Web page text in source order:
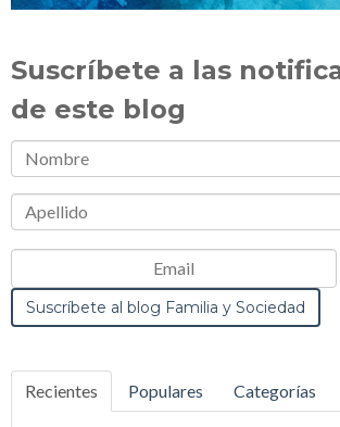
Suscríbete a las
de este blog
Recientes Populares Categorías